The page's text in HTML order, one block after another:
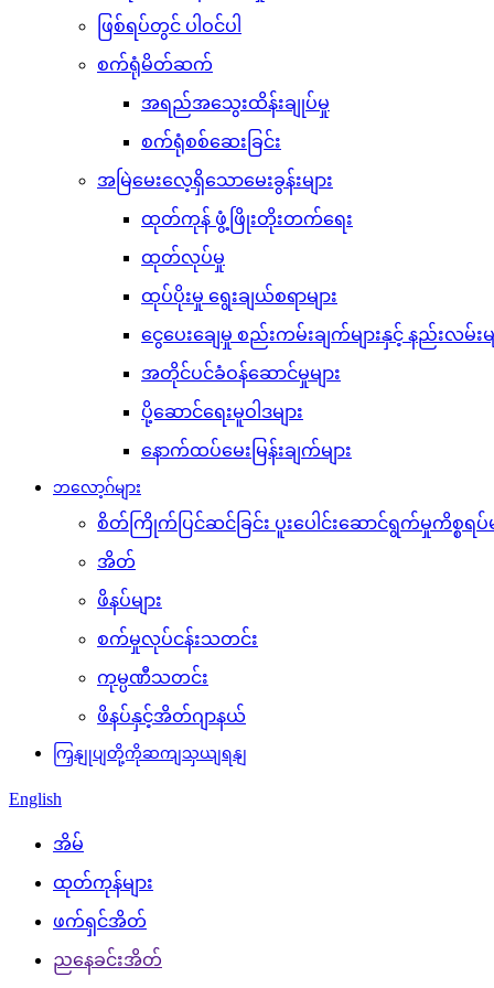
ဖြစ်ရပ်တွင် ပါဝင်ပါ
စက်ရုံမိတ်ဆက်
အရည်အသွေးထိန်းချုပ်မှု
စက်ရုံစစ်ဆေးခြင်း
အမြဲမေးလေ့ရှိသောမေးခွန်းများ
ထုတ်ကုန် ဖွံ့ဖြိုးတိုးတက်ရေး
ထုတ်လုပ်မှု
ထုပ်ပိုးမှု ရွေးချယ်စရာများ
ငွေပေးချေမှု စည်းကမ်းချက်များနှင့် နည်းလမ်းမ
အတိုင်ပင်ခံဝန်ဆောင်မှုများ
ပို့ဆောင်ရေးမူဝါဒများ
နောက်ထပ်မေးမြန်းချက်များ
ဘလော့ဂ်များ
စိတ်ကြိုက်ပြင်ဆင်ခြင်း ပူးပေါင်းဆောင်ရွက်မှုကိစ္စရပ်မ
အိတ်
ဖိနပ်များ
စက်မှုလုပ်ငန်းသတင်း
ကုမ္ပဏီသတင်း
ဖိနပ်နှင့်အိတ်ဂျာနယ်
ကြှနျုပျတို့ကိုဆကျသှယျရနျ
English
အိမ်
ထုတ်ကုန်များ
ဖက်ရှင်အိတ်
ညနေခင်းအိတ်